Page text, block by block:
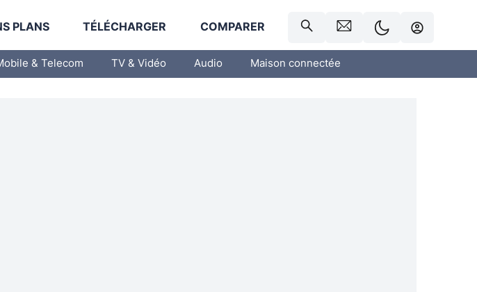
PLANS TÉLÉCHARGER COMPARER
& Telecom TV & Vidéo Audio Maison connectée